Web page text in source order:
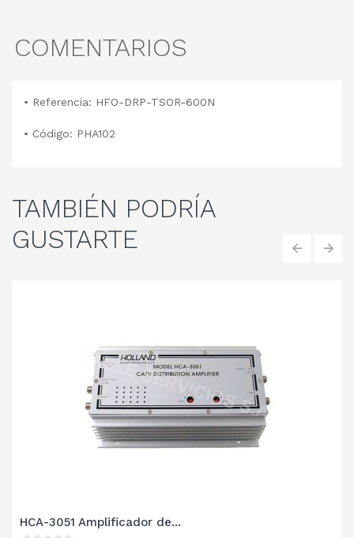
COMENTARIOS
• Referencia: HFO-DRP-TSOR-600N
• Código: PHA102
TAMBIÉN PODRÍA
GUSTARTE
HCA-3051 Amplificador de...